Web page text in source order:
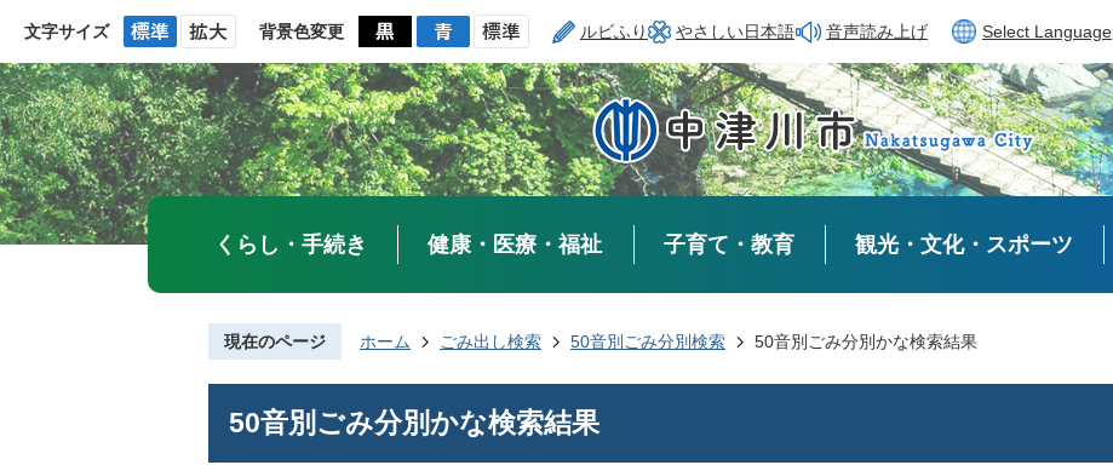
文字サイズ 背景色変更 ルビふり やさしい日本語 音声読み上げ Select Language
くらし・手続き 健康・医療・福祉 子育て・教育 観光・文化・スポーツ
現在のページ ホーム ごみ出し検索 50音別ごみ分別検索 50音別ごみ分別かな検索結果
50音別ごみ分別かな検索結果